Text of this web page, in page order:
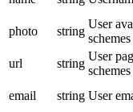
photo
string
User
schemes
url
string
User
schemes
email
string User